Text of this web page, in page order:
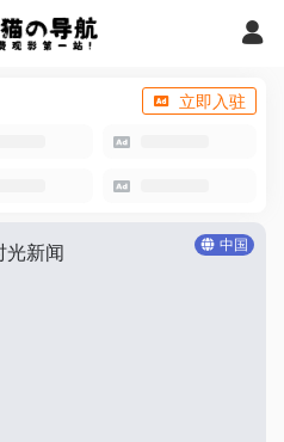
立即入驻
中国